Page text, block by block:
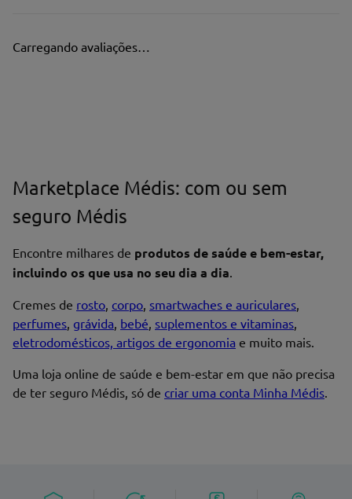
Título*
Nome*
Endereço de email
Carregando avaliações…
Marketplace Médis: com ou sem
seguro Médis
Encontre milhares de produtos de saúde e bem-estar,
incluindo os que usa no seu dia a dia.
Cremes de rosto, corpo, smartwaches e auriculares,
perfumes, grávida, bebé, suplementos e vitaminas,
eletrodomésticos, artigos de ergonomia e muito mais.
Uma loja online de saúde e bem-estar em que não precisa
de ter seguro Médis, só de criar uma conta Minha Médis.